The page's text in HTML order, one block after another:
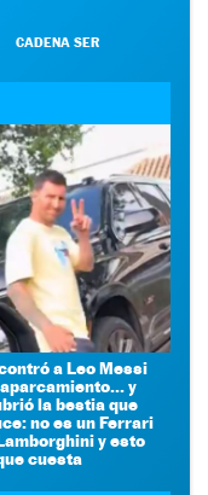
CADENA SER
a Leo Messi
y
la bestia que
no es un Ferrari
y esto
cuesta